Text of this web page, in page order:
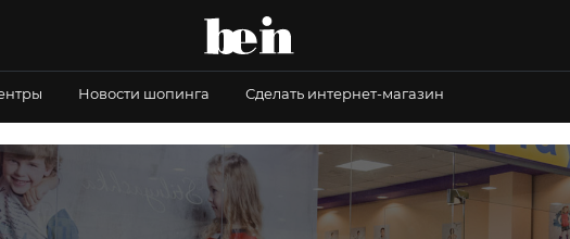
Новости шопинга Сделать интернет-магазин